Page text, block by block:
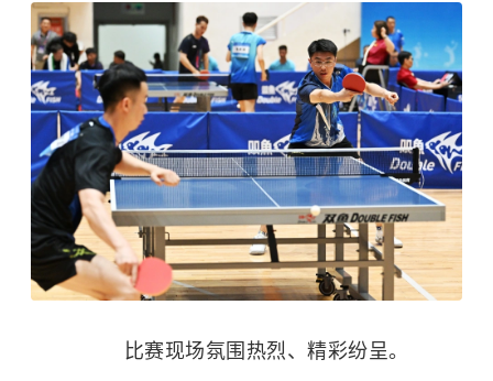
比赛现场氛围热烈、精彩纷呈。